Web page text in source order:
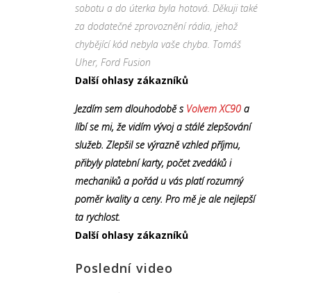
sobotu a do úterka byla hotová. Děkuji také
za dodatečné zprovoznění rádia, jehož
chybějící kód nebyla vaše chyba. Tomáš
Uher, Ford Fusion
Další ohlasy zákazníků
Jezdím sem dlouhodobě s Volvem XC90 a
líbí se mi, že vidím vývoj a stálé zlepšování
služeb. Zlepšil se výrazně vzhled příjmu,
přibyly platební karty, počet zvedáků i
mechaniků a pořád u vás platí rozumný
poměr kvality a ceny. Pro mě je ale nejlepší
ta rychlost.
Další ohlasy zákazníků
Poslední video